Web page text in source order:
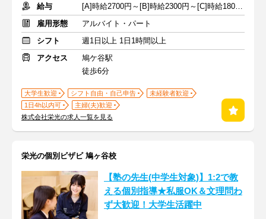
給与
[A]時給2700円～[B]時給2300円～[C]時給1800円～ ※手当含む
雇用形態
アルバイト・パート
シフト
週1日以上 1日1時間以上
アクセス
鳩ケ谷駅
徒歩6分
大学生歓迎 シフト自由・自己申告
未経験者歓迎
1日4h以内可
主婦(夫)歓迎
株式会社栄光の求人一覧を見る
栄光の個別ビザビ 鳩ヶ谷校
【塾の先生(中学生対象)】1:2で教
える個別指導★私服OK＆文理問わ
ず大歓迎！大学生活躍中